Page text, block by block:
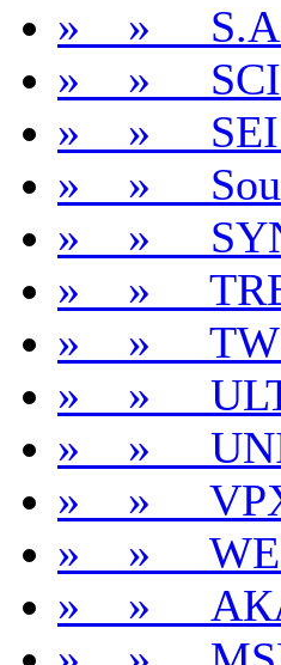
» »
» »
» » SEI
» » Soul
» »
» »
» »
» »
» »
» »
» »
» »